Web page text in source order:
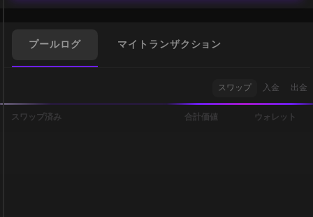
プールログ マイトランザクション
スワップ 入金 出金
スワップ済み 合計価値 ウォレット